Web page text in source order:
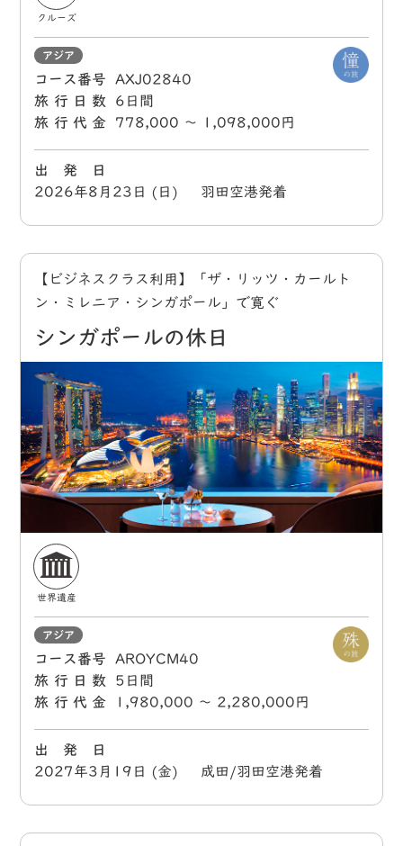
クルーズ
アジア
コース番号
AXJ02840
旅行日数
6日間
旅行代金
778,000 〜 1,098,000円
出 発 日
2026年8月23日 (日) 羽田空港発着
【ビジネスクラス利用】「ザ・リッツ・カールト
ン・ミレニア・シンガポール」で寛ぐ
シンガポールの休日
世界遺産
アジア
コース番号
AROYCM40
旅行日数
5日間
旅行代金
1,980,000 〜 2,280,000円
出 発 日
2027年3月19日 (金) 成田/羽田空港発着